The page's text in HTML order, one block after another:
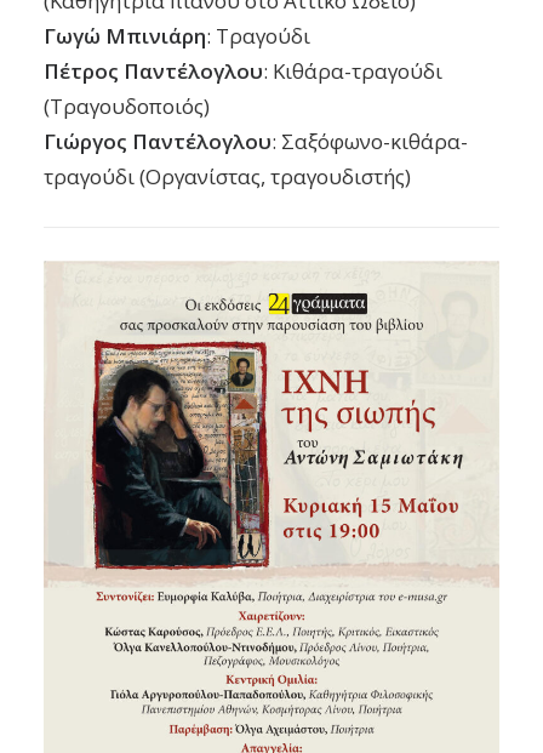
Γωγώ Μπινιάρη: Τραγούδι
Πέτρος Παντέλογλου: Κιθάρα-τραγούδι
(Τραγουδοποιός)
Γιώργος Παντέλογλου: Σαξόφωνο-κιθάρα-
τραγούδι (Οργανίστας, τραγουδιστής)